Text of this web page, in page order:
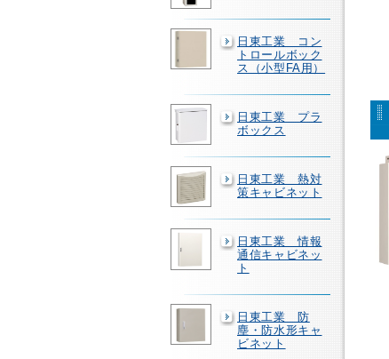
日東工業 コン
トロールボック
ス（小型FA用）
日東工業 プラ
ボックス
日東工業 熱対
策キャビネット
日東工業 情報
通信キャビネッ
ト
日東工業 防
塵・防水形キャ
ビネット